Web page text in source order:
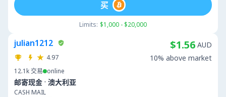
Limits: $1,000 - $20,000
买
julian1212
4.97
12.1k交易 online
邮寄现金 · 澳大利亚
CASH MAIL
$1.56 AUD
10% above market